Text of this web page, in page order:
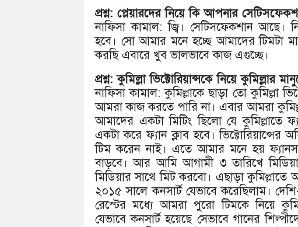
প্রশ্ন: প্লেয়ারদের নিয়ে কি আপনার
নাফিসা কামাল: জ্বি। সেটিসফেকশান
হবে। সো আমার মনে হচ্ছে আমাদের টিমটা
করছি এবারে খুব ভালভাবে কাজ এগুচ্ছে।
প্রশ্ন: কুমিল্লা ভিক্টোরিয়ান্সকে নিয়ে কুমিল্লার
নাফিসা কামাল: কুমিল্লাকে ছাড়া তো কুমিল্লা
আমরা কাজ করতে পারি না। এবার আমরা
আমাদের একটা মিটিং ছিলো যে কুমিল্লাতে
একটা করে ফ্যান ক্লাব হবে। ভিক্টোরিয়ান্সের
টিম করেন নাই। এতে আমার মনে হয়
বাড়বে। আর আমি আগামী ৩ তারিখে
মিডিয়ার সাথে মিট করবো। এছাড়া
২০১৫ সালে কনসার্ট যেভাবে করেছিলাম।
রেস্টের মধ্যে আমরা পুরো টিমকে নিয়ে
যেভাবে কনসার্ট হয়েছে সেভাবে গানের